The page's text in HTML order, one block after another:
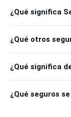
¿Qué significa
¿Qué otros
¿Qué significa
¿Qué seguros